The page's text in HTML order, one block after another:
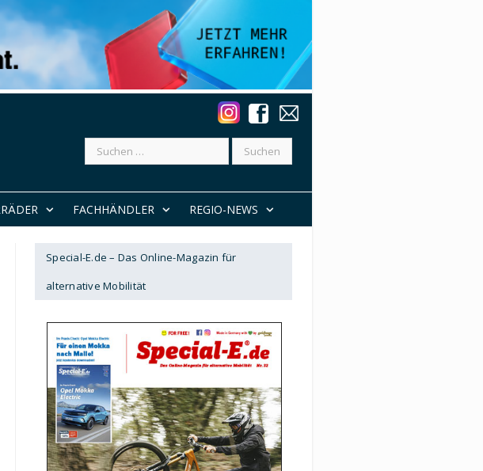
Suchen
FACHHÄNDLER REGIO-NEWS
Special-E.de – Das Online-Magazin für
alternative Mobilität